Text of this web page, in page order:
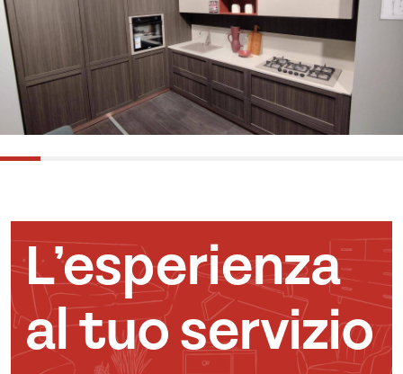
L’esperienza
al tuo servizio